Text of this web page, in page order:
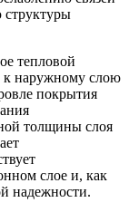
тепловой
к наружному слою
покрытия
толщины слоя
слое и, как
надежности.